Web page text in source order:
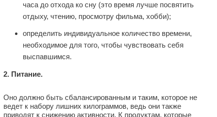
часа до отхода ко сну (это время лучше посвятить
отдыху, чтению, просмотру фильма, хобби);
определить индивидуальное количество времени,
необходимое для того, чтобы чувствовать себя
выспавшимся.
2. Питание.
Оно должно быть сбалансированным и таким, которое не
ведет к набору лишних килограммов, ведь они также
приводят к снижению активности. К продуктам, которые